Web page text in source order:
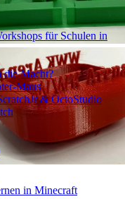
für Schulen in
die Macht?
Maus
& OctoStudio
in Minecraft